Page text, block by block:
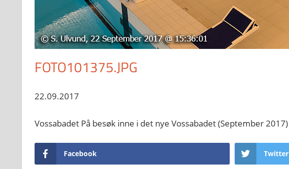
FOTO101375.JPG
22.09.2017
Vossabadet På besøk inne i det nye Vossabadet (September 2017)
Facebook Twitter